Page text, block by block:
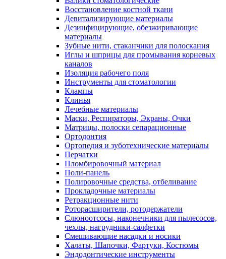
Восстановление костной ткани
Девитализирующие материалы
Дезинфицирующие, обезжиривающие
материалы
Зубные нити, стаканчики для полоскания
Иглы и шприцы для промывания корневых
каналов
Изоляция рабочего поля
Инструменты для стоматологии
Клампы
Клинья
Лечебные материалы
Маски, Респираторы, Экраны, Очки
Матрицы, полоски сепарационные
Ортодонтия
Ортопедия и зуботехнические материалы
Перчатки
Пломбировочный материал
Поли-панель
Полировочные средства, отбеливание
Прокладочные материалы
Ретракционные нити
Роторасширители, ротодержатели
Слюноотсосы, наконечники для пылесосов,
чехлы, нагрудники-салфетки
Смешивающие насадки и носики
Халаты, Шапочки, Фартуки, Костюмы
Эндодонтические инструменты